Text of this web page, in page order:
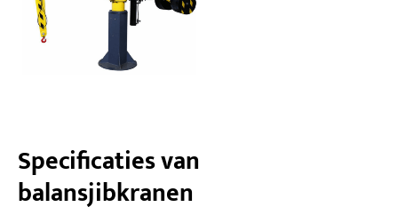
Specificaties van
balansjibkranen